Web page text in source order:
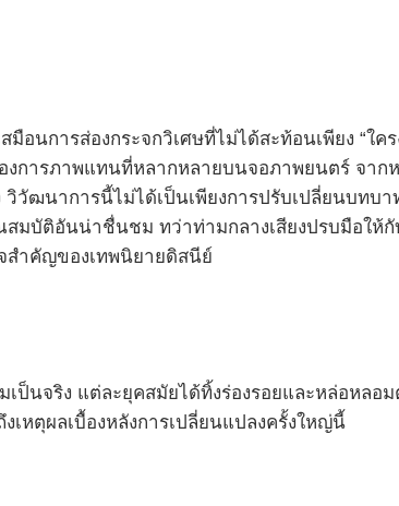
สมือนการส่องกระจกวิเศษที่ไม่ได้สะท้อนเพียง “ใค
การภาพแทนที่หลากหลายบนจอภาพยนตร์ จาก
วัฒนาการนี้ไม่ได้เป็นเพียงการปรับเปลี่ยนบทบา
มบัติอันน่าชื่นชม ทว่าท่ามกลางเสียงปรบมือให้
สำคัญของเทพนิยายดิสนีย์
นจริง แต่ละยุคสมัยได้ทิ้งร่องรอยและหล่อหลอ
เหตุผลเบื้องหลังการเปลี่ยนแปลงครั้งใหญ่นี้